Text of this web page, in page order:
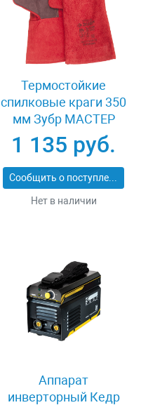
Термостойкие
спилковые краги 350
мм Зубр МАСТЕР
11334-XL
1 135 руб.
Сообщить о поступлении
Нет в наличии
Аппарат
инверторный Кедр